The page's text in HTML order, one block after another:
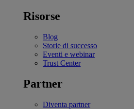
Risorse
Blog
Storie di successo
Eventi e webinar
Trust Center
Partner
Diventa partner